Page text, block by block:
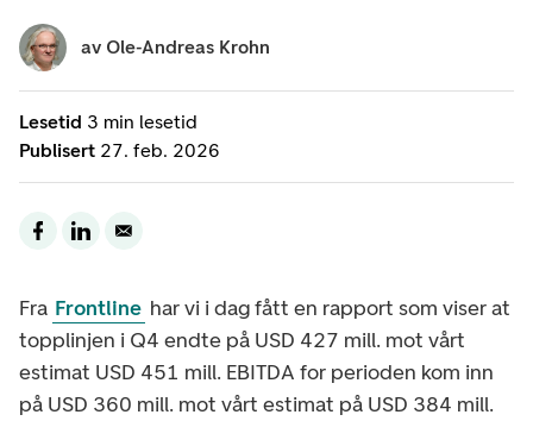
Lesetid 3 min lesetid
Publisert 27. feb. 2026
av Ole-Andreas Krohn
Fra Frontline har vi i dag fått en rapport som viser at
topplinjen i Q4 endte på USD 427 mill. mot vårt
estimat USD 451 mill. EBITDA for perioden kom inn
på USD 360 mill. mot vårt estimat på USD 384 mill.